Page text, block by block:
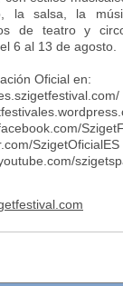
la salsa, la
de teatro y
6 al 13 de agosto.
Oficial en:
SzigetOficialES